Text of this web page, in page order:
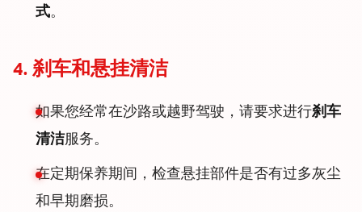
式。
4. 刹车和悬挂清洁
如果您经常在沙路或越野驾驶，请要求进行刹车
清洁服务。
在定期保养期间，检查悬挂部件是否有过多灰尘
和早期磨损。